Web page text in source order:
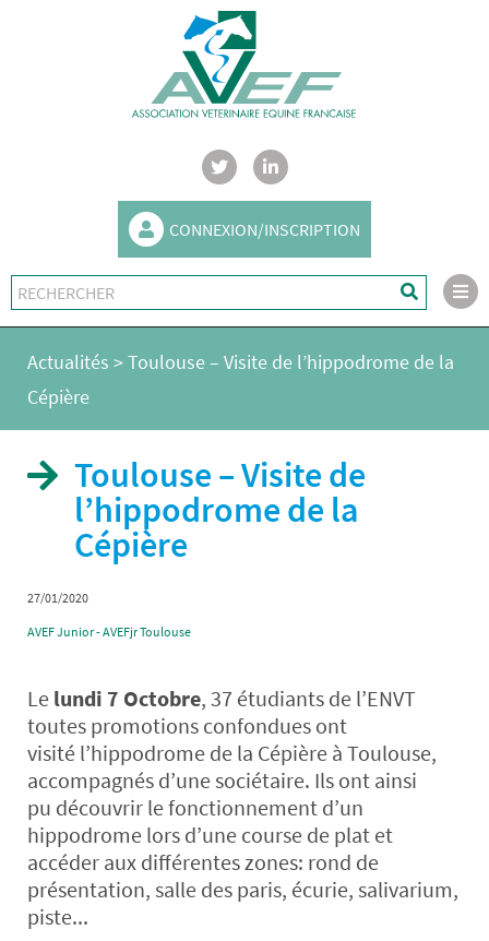
CONNEXION/INSCRIPTION
Actualités >Toulouse – Visite de l’hippodrome de la
Cépière
Toulouse – Visite de
l’hippodrome de la
Cépière
27/01/2020
AVEF Junior - AVEFjr Toulouse
Le lundi 7 Octobre, 37 étudiants de l’ENVT
toutes promotions confondues ont
visité l’hippodrome de la Cépière à Toulouse,
accompagnés d’une sociétaire. Ils ont ainsi
pu découvrir le fonctionnement d’un
hippodrome lors d’une course de plat et
accéder aux différentes zones: rond de
présentation, salle des paris, écurie, salivarium,
piste...